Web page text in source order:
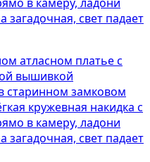
атласном платье с
вышивкой
старинном замковом
кружевная накидка с
в камеру, ладони
свет падает